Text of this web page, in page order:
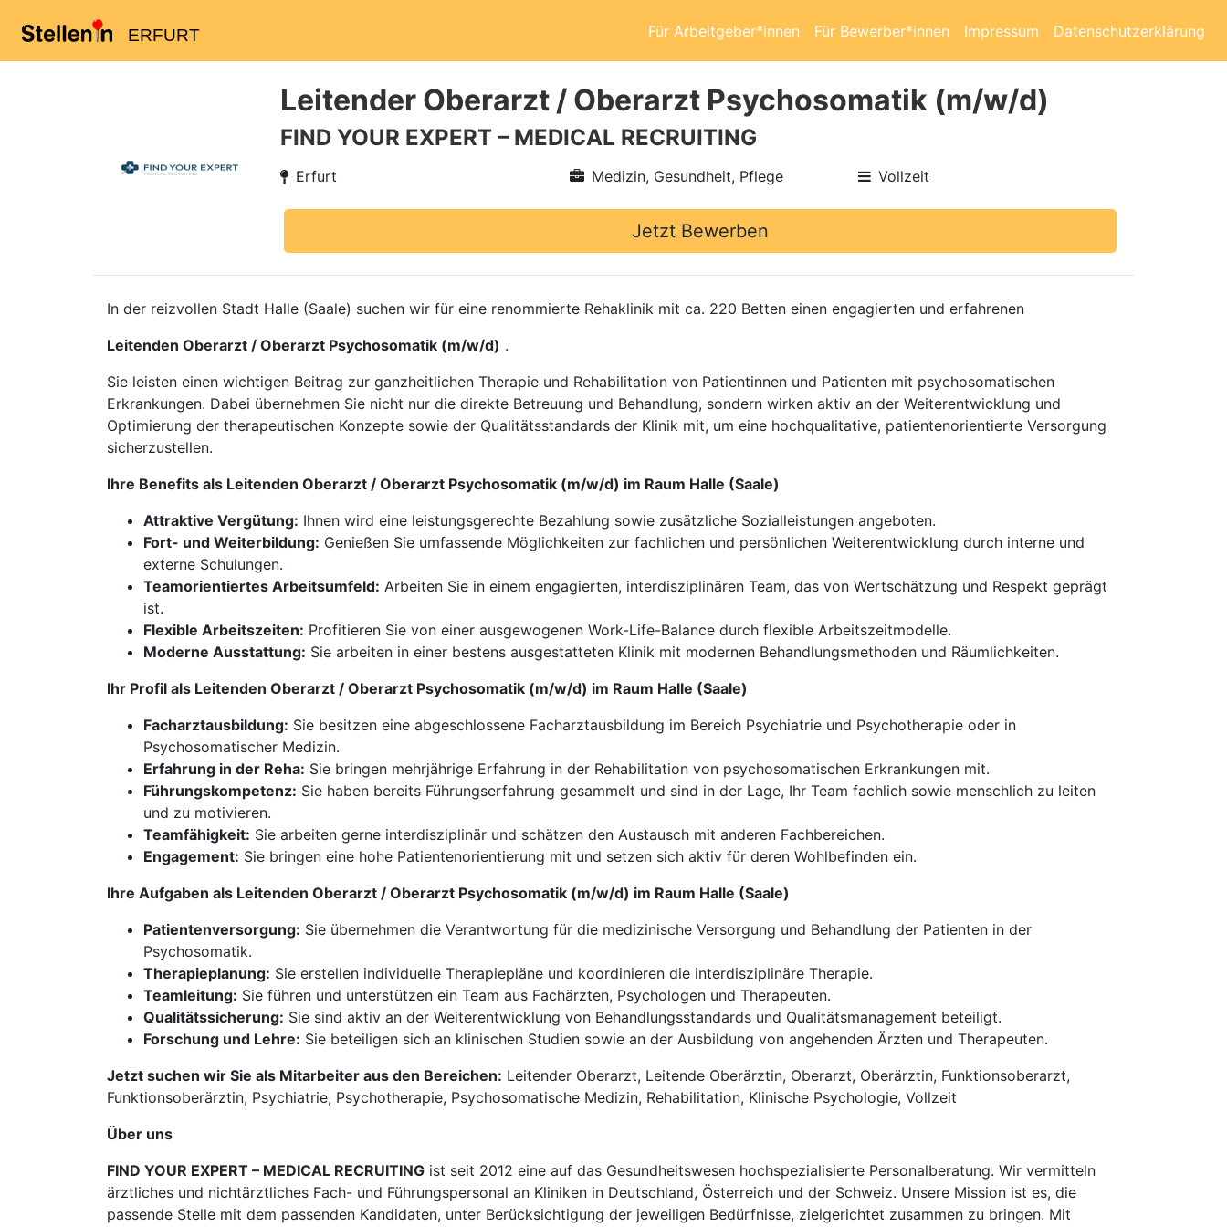
ERFURT Für Arbeitgeber*innen Für Bewerber*innen Impressum Datenschutzerklärung
Leitender Oberarzt / Oberarzt Psychosomatik (m/w/d)
FIND YOUR EXPERT – MEDICAL RECRUITING
Erfurt Medizin, Gesundheit, Pflege Vollzeit
Jetzt Bewerben
In der reizvollen Stadt Halle (Saale) suchen wir für eine renommierte Rehaklinik mit ca. 220 Betten einen engagierten und erfahrenen
Leitenden Oberarzt / Oberarzt Psychosomatik (m/w/d) .
Sie leisten einen wichtigen Beitrag zur ganzheitlichen Therapie und Rehabilitation von Patientinnen und Patienten mit psychosomatischen
Erkrankungen. Dabei übernehmen Sie nicht nur die direkte Betreuung und Behandlung, sondern wirken aktiv an der Weiterentwicklung und
Optimierung der therapeutischen Konzepte sowie der Qualitätsstandards der Klinik mit, um eine hochqualitative, patientenorientierte Versorgung
sicherzustellen.
Ihre Benefits als Leitenden Oberarzt / Oberarzt Psychosomatik (m/w/d) im Raum Halle (Saale)
Attraktive Vergütung: Ihnen wird eine leistungsgerechte Bezahlung sowie zusätzliche Sozialleistungen angeboten.
Fort- und Weiterbildung: Genießen Sie umfassende Möglichkeiten zur fachlichen und persönlichen Weiterentwicklung durch interne und
externe Schulungen.
Teamorientiertes Arbeitsumfeld: Arbeiten Sie in einem engagierten, interdisziplinären Team, das von Wertschätzung und Respekt geprägt
ist.
Flexible Arbeitszeiten: Profitieren Sie von einer ausgewogenen Work-Life-Balance durch flexible Arbeitszeitmodelle.
Moderne Ausstattung: Sie arbeiten in einer bestens ausgestatteten Klinik mit modernen Behandlungsmethoden und Räumlichkeiten.
Ihr Profil als Leitenden Oberarzt / Oberarzt Psychosomatik (m/w/d) im Raum Halle (Saale)
Facharztausbildung: Sie besitzen eine abgeschlossene Facharztausbildung im Bereich Psychiatrie und Psychotherapie oder in
Psychosomatischer Medizin.
Erfahrung in der Reha: Sie bringen mehrjährige Erfahrung in der Rehabilitation von psychosomatischen Erkrankungen mit.
Führungskompetenz: Sie haben bereits Führungserfahrung gesammelt und sind in der Lage, Ihr Team fachlich sowie menschlich zu leiten
und zu motivieren.
Teamfähigkeit: Sie arbeiten gerne interdisziplinär und schätzen den Austausch mit anderen Fachbereichen.
Engagement: Sie bringen eine hohe Patientenorientierung mit und setzen sich aktiv für deren Wohlbefinden ein.
Ihre Aufgaben als Leitenden Oberarzt / Oberarzt Psychosomatik (m/w/d) im Raum Halle (Saale)
Patientenversorgung: Sie übernehmen die Verantwortung für die medizinische Versorgung und Behandlung der Patienten in der
Psychosomatik.
Therapieplanung: Sie erstellen individuelle Therapiepläne und koordinieren die interdisziplinäre Therapie.
Teamleitung: Sie führen und unterstützen ein Team aus Fachärzten, Psychologen und Therapeuten.
Qualitätssicherung: Sie sind aktiv an der Weiterentwicklung von Behandlungsstandards und Qualitätsmanagement beteiligt.
Forschung und Lehre: Sie beteiligen sich an klinischen Studien sowie an der Ausbildung von angehenden Ärzten und Therapeuten.
Jetzt suchen wir Sie als Mitarbeiter aus den Bereichen: Leitender Oberarzt, Leitende Oberärztin, Oberarzt, Oberärztin, Funktionsoberarzt,
Funktionsoberärztin, Psychiatrie, Psychotherapie, Psychosomatische Medizin, Rehabilitation, Klinische Psychologie, Vollzeit
Über uns
FIND YOUR EXPERT – MEDICAL RECRUITING ist seit 2012 eine auf das Gesundheitswesen hochspezialisierte Personalberatung. Wir vermitteln
ärztliches und nichtärztliches Fach- und Führungspersonal an Kliniken in Deutschland, Österreich und der Schweiz. Unsere Mission ist es, die
passende Stelle mit dem passenden Kandidaten, unter Berücksichtigung der jeweiligen Bedürfnisse, zielgerichtet zusammen zu bringen. Mit